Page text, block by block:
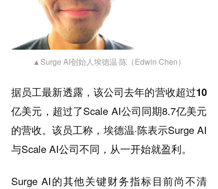
▲Surge AI创始人埃德温·陈（Edwin Chen）
据员工最新透露，该公司去年的营收超过10
亿美元 ，超过了Scale AI公司同期8.7亿美元
的营收。该员工称，埃德温·陈表示Surge AI
与Scale AI公司不同，从一开始就盈利。
Surge AI的其他关键财务指标目前尚不清